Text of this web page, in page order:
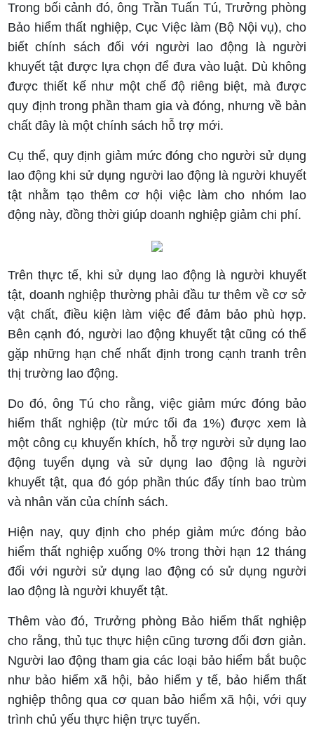
Trong bối cảnh đó, ông Trần Tuấn Tú, Trưởng phòng
Bảo hiểm thất nghiệp, Cục Việc làm (Bộ Nội vụ), cho
biết chính sách đối với người lao động là người
khuyết tật được lựa chọn để đưa vào luật. Dù không
được thiết kế như một chế độ riêng biệt, mà được
quy định trong phần tham gia và đóng, nhưng về bản
chất đây là một chính sách hỗ trợ mới.
Cụ thể, quy định giảm mức đóng cho người sử dụng
lao động khi sử dụng người lao động là người khuyết
tật nhằm tạo thêm cơ hội việc làm cho nhóm lao
động này, đồng thời giúp doanh nghiệp giảm chi phí.
Trên thực tế, khi sử dụng lao động là người khuyết
tật, doanh nghiệp thường phải đầu tư thêm về cơ sở
vật chất, điều kiện làm việc để đảm bảo phù hợp.
Bên cạnh đó, người lao động khuyết tật cũng có thể
gặp những hạn chế nhất định trong cạnh tranh trên
thị trường lao động.
Do đó, ông Tú cho rằng, việc giảm mức đóng bảo
hiểm thất nghiệp (từ mức tối đa 1%) được xem là
một công cụ khuyến khích, hỗ trợ người sử dụng lao
động tuyển dụng và sử dụng lao động là người
khuyết tật, qua đó góp phần thúc đẩy tính bao trùm
và nhân văn của chính sách.
Hiện nay, quy định cho phép giảm mức đóng bảo
hiểm thất nghiệp xuống 0% trong thời hạn 12 tháng
đối với người sử dụng lao động có sử dụng người
lao động là người khuyết tật.
Thêm vào đó, Trưởng phòng Bảo hiểm thất nghiệp
cho rằng, thủ tục thực hiện cũng tương đối đơn giản.
Người lao động tham gia các loại bảo hiểm bắt buộc
như bảo hiểm xã hội, bảo hiểm y tế, bảo hiểm thất
nghiệp thông qua cơ quan bảo hiểm xã hội, với quy
trình chủ yếu thực hiện trực tuyến.